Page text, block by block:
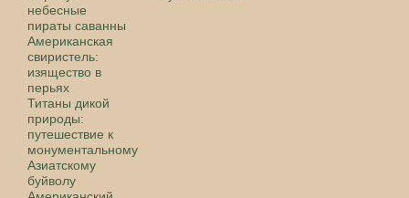
небесные
пираты саванны
Американская
свиристель:
изящество в
перьях
Титаны дикой
природы:
путешествие к
монументальному
Азиатскому
буйволу